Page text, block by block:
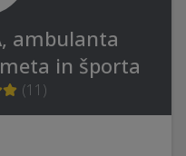
ambulanta
in športa
(11 )